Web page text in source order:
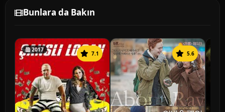
Bunlara da Bakın
2017
7.1 5.6